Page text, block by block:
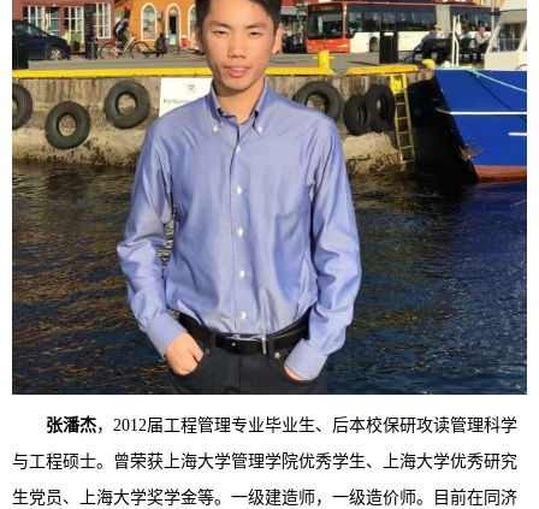
张潘杰，2012届工程管理专业毕业生、后本校保研攻读管理科学
与工程硕士。曾荣获上海大学管理学院优秀学生、上海大学优秀研究
生党员、上海大学奖学金等。一级建造师，一级造价师。目前在同济